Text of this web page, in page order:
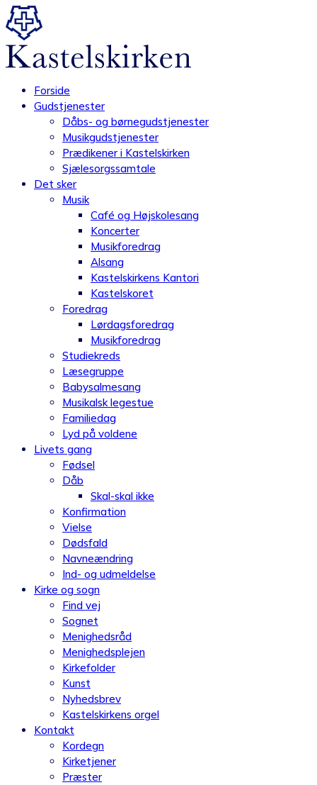
Videre
til
indhold
Forside
Gudstjenester
Dåbs- og børnegudstjenester
Musikgudstjenester
Prædikener i Kastelskirken
Sjælesorgssamtale
Det sker
Musik
Café og Højskolesang
Koncerter
Musikforedrag
Alsang
Kastelskirkens Kantori
Kastelskoret
Foredrag
Lørdagsforedrag
Musikforedrag
Studiekreds
Læsegruppe
Babysalmesang
Musikalsk legestue
Familiedag
Lyd på voldene
Livets gang
Fødsel
Dåb
Skal-skal ikke
Konfirmation
Vielse
Dødsfald
Navneændring
Ind- og udmeldelse
Kirke og sogn
Find vej
Sognet
Menighedsråd
Menighedsplejen
Kirkefolder
Kunst
Nyhedsbrev
Kastelskirkens orgel
Kontakt
Kordegn
Kirketjener
Præster